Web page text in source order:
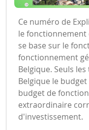
Ce numéro de
le
se base sur le
fonctionnement
Belgique. Seuls
Belgique le
budget de
extraordinaire
d'investissement.